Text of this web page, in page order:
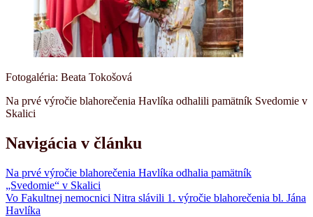
Fotogaléria: Beata Tokošová
Na prvé výročie blahorečenia Havlíka odhalili pamätník Svedomie v
Skalici
Navigácia v článku
Na prvé výročie blahorečenia Havlíka odhalia pamätník
„Svedomie“ v Skalici
Vo Fakultnej nemocnici Nitra slávili 1. výročie blahorečenia bl. Jána
Havlíka